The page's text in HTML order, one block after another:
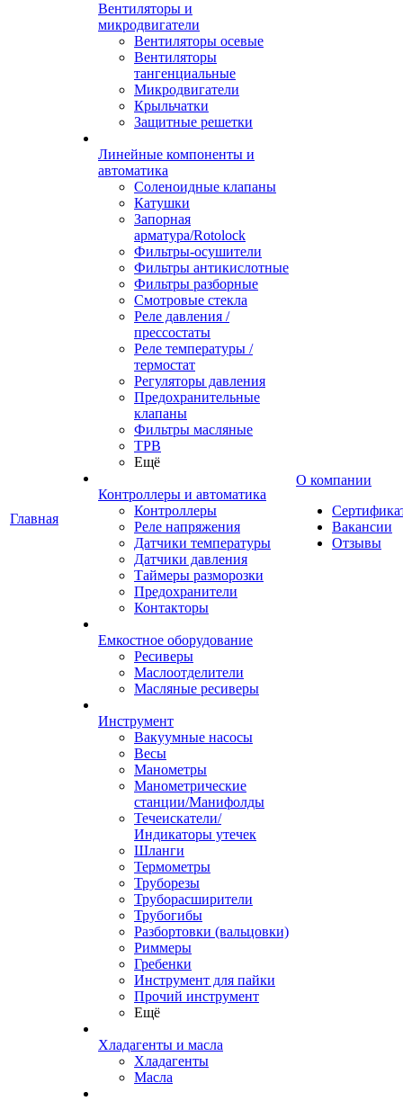
Главная
Вентиляторы и
микродвигатели
Вентиляторы осевые
Вентиляторы
тангенциальные
Микродвигатели
Крыльчатки
Защитные решетки
Линейные компоненты и
автоматика
Соленоидные клапаны
Катушки
Запорная
арматура/Rotolock
Фильтры-осушители
Фильтры антикислотные
Фильтры разборные
Смотровые стекла
Реле давления /
прессостаты
Реле температуры /
термостат
Регуляторы давления
Предохранительные
клапаны
Фильтры масляные
ТРВ
Ещё
Контроллеры и автоматика
Контроллеры
Реле напряжения
Датчики температуры
Датчики давления
Таймеры разморозки
Предохранители
Контакторы
Емкостное оборудование
Ресиверы
Маслоотделители
Масляные ресиверы
Инструмент
Вакуумные насосы
Весы
Манометры
Манометрические
станции/Манифолды
Течеискатели/
Индикаторы утечек
Шланги
Термометры
Труборезы
Труборасширители
Трубогибы
Разбортовки (вальцовки)
Риммеры
Гребенки
Инструмент для пайки
Прочий инструмент
Ещё
Хладагенты и масла
Хладагенты
Масла
О компании
Вакансии
Отзывы